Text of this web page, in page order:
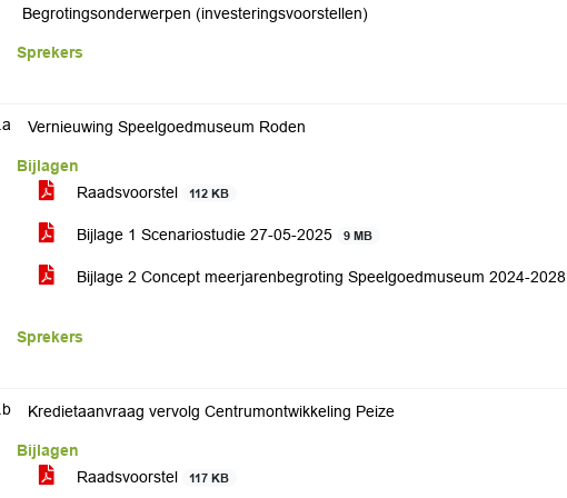
Begrotingsonderwerpen (investeringsvoorstellen)
Sprekers
Vernieuwing Speelgoedmuseum Roden
Bijlagen
Raadsvoorstel
112 KB
Bijlage 1 Scenariostudie 27-05-2025 9 MB
Bijlage 2 Concept meerjarenbegroting Speelgoedmuseum 2024-2028
Sprekers
Kredietaanvraag vervolg Centrumontwikkeling Peize
Bijlagen
Raadsvoorstel
117 KB